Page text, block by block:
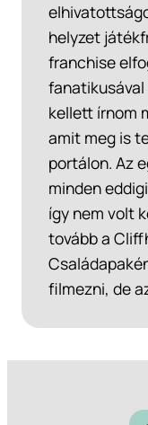
helyzet
franchise
fanatikusával
kellett írnom
amit meg is
portálon. Az
minden
így nem volt
tovább a
filmezni, de